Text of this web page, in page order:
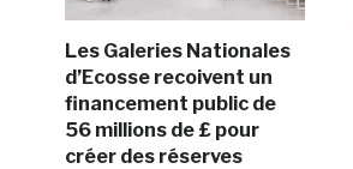
Les Galeries Nationales
d’Ecosse recoivent un
financement public de
56 millions de £ pour
créer des réserves